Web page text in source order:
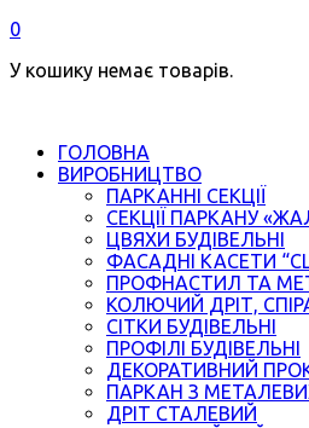
0
У кошику немає товарів.
ГОЛОВНА
ВИРОБНИЦТВО
ПАРКАННІ СЕКЦІЇ
СЕКЦІЇ ПАРКАНУ
ЦВЯХИ БУДІВЕЛЬНІ
ФАСАДНІ КАСЕТИ
ПРОФНАСТИЛ ТА
КОЛЮЧИЙ ДРІТ,
СІТКИ БУДІВЕЛЬНІ
ПРОФІЛІ БУДІВЕЛЬНІ
ДЕКОРАТИВНИЙ
ПАРКАН З
ДРІТ СТАЛЕВИЙ